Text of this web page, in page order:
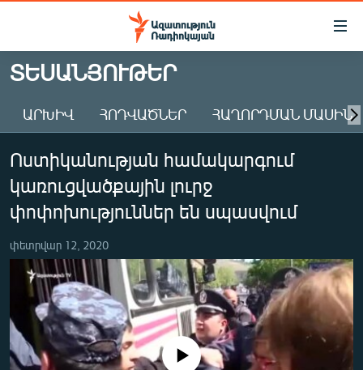
Մատչելիության
Անցնել
հիմնական
Անցնել
հիմնական
մենյուին
Որոնում
ԱԶԱՏՈՒԹՅՈՒՆ TV
ՀԱՅԱՍՏԱՆ
ԸՆՏՐՈՒԹՅՈՒՆՆԵՐ 2026
ԻՐԱՎՈՒՆՔ
ՏՆՏԵՍՈՒԹՅՈՒՆ
ՂԱՐԱԲԱՂ
ՊԱՏԵՐԱԶՄԻ 6 ՇԱԲԱԹՆԵՐԸ
ՏԱՐԱԾԱՇՐՋԱՆ
ՏԵՍԱՆՅՈՒԹԵՐ
ԱՐԽԻՎ ՀՈԴՎԱԾՆԵՐ ՀԱՂՈՐԴՄԱՆ ՄԱՍԻՆ
Ոստիկանության համակարգում
կառուցվածքային լուրջ
փոփոխություններ են սպասվում
փետրվար 12, 2020
No media source currently available